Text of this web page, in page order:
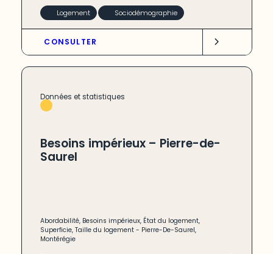
Logement Sociodémographie
CONSULTER
Données et statistiques
Besoins impérieux – Pierre-de-
Saurel
Abordabilité, Besoins impérieux, État du logement,
Superficie,Taille du logement - Pierre-De-Saurel,
Montérégie